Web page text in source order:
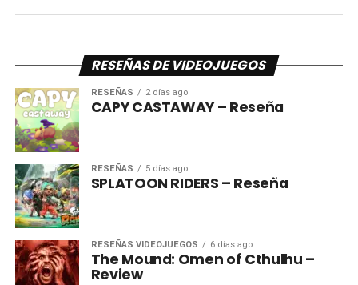
RESEÑAS DE VIDEOJUEGOS
RESEÑAS 2 días ago
CAPY CASTAWAY – Reseña
RESEÑAS 5 días ago
SPLATOON RIDERS – Reseña
RESEÑAS VIDEOJUEGOS 6 días ago
The Mound: Omen of Cthulhu –
Review